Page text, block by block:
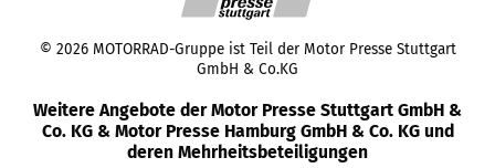
© 2026 MOTORRAD-Gruppe ist Teil der Motor Presse Stuttgart
GmbH & Co.KG
Weitere Angebote der Motor Presse Stuttgart GmbH &
Co. KG & Motor Presse Hamburg GmbH & Co. KG und
deren Mehrheitsbeteiligungen